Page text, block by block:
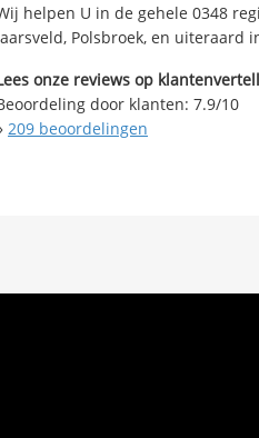
helpen U in de gehele 0348
Polsbroek, en uiteraard
onze reviews op
door klanten: 7.9/10
209 beoordelingen